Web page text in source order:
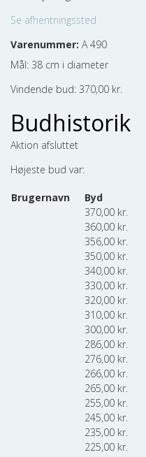
Se afhentningssted
Varenummer: A 490
Mål: 38 cm i diameter
Vindende bud: 370,00 kr.
Budhistorik
Aktion afsluttet
Højeste bud var:
Brugernavn Byd
370,00 kr.
360,00 kr.
356,00 kr.
350,00 kr.
340,00 kr.
330,00 kr.
320,00 kr.
310,00 kr.
300,00 kr.
286,00 kr.
276,00 kr.
266,00 kr.
265,00 kr.
255,00 kr.
245,00 kr.
235,00 kr.
225,00 kr.